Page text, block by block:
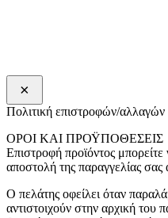
×
Πολιτική επιστροφών/αλλαγών
ΟΡΟΙ ΚΑΙ ΠΡΟΫΠΟΘΕΣΕΙΣ
Επιστροφή προϊόντος
αποστολή της παραγγελίας
Ο πελάτης οφείλει όταν
αντιστοιχούν στην αρχική του